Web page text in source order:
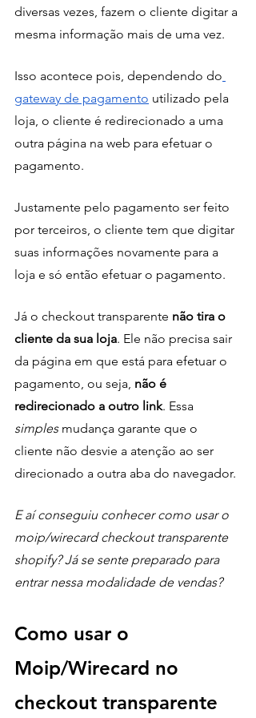
diversas vezes, fazem o cliente digitar a
mesma informação mais de uma vez.
Isso acontece pois, dependendo do
gateway de pagamento utilizado pela
loja, o cliente é redirecionado a uma
outra página na web para efetuar o
pagamento.
Justamente pelo pagamento ser feito
por terceiros, o cliente tem que digitar
suas informações novamente para a
loja e só então efetuar o pagamento.
Já o checkout transparente não tira o
cliente da sua loja. Ele não precisa sair
da página em que está para efetuar o
pagamento, ou seja, não é
redirecionado a outro link. Essa
simples mudança garante que o
cliente não desvie a atenção ao ser
direcionado a outra aba do navegador.
E aí conseguiu conhecer como usar o
moip/wirecard checkout transparente
shopify? Já se sente preparado para
entrar nessa modalidade de vendas?
Como usar o
Moip/Wirecard no
checkout transparente